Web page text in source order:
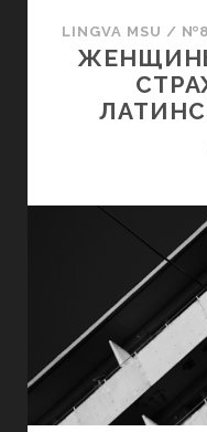
LINGVA MSU /